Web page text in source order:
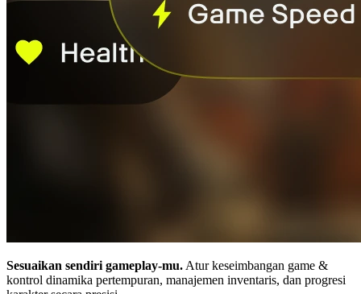
Sesuaikan sendiri gameplay-mu. Atur keseimbangan game &
kontrol dinamika pertempuran, manajemen inventaris, dan progresi